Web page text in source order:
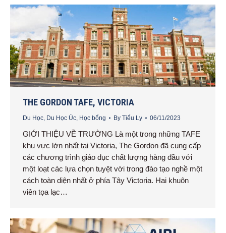
THE GORDON TAFE, VICTORIA
Du Học, Du Học Úc, Học bổng By Tiểu Ly 06/11/2023
GIỚI THIỆU VỀ TRƯỜNG Là một trong những TAFE
khu vực lớn nhất tại Victoria, The Gordon đã cung cấp
các chương trình giáo dục chất lượng hàng đầu với
một loạt các lựa chọn tuyệt vời trong đào tạo nghề một
cách toàn diện nhất ở phía Tây Victoria. Hai khuôn
viên tọa lạc…